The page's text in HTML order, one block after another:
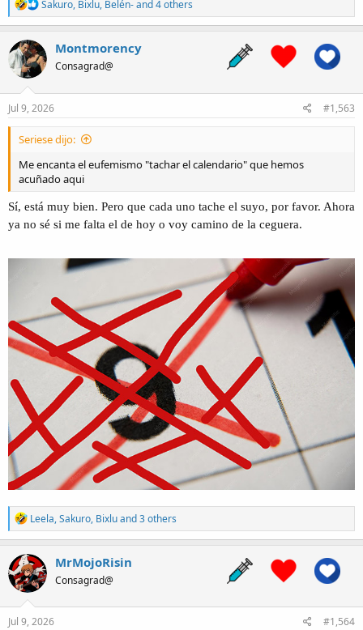
R
e
a
c
t
i
n
s
Sakuro, Bixlu, Belén-and 4 others
Montmorency
Consagrad@
Jul 9, 2026 #1,563
Seriese dijo:
Me encanta el eufemismo "tachar el calendario" que hemos
acuñado aqui
Sí, está muy bien. Pero que cada uno tache el suyo, por favor. Ahora
ya no sé si me falta el de hoy o voy camino de la ceguera.
R
e
a
c
t
i
o
n
s
Leela,Sakuro, Bixluand 3 others
MrMojoRisin
Consagrad@
Jul 9, 2026 #1,564